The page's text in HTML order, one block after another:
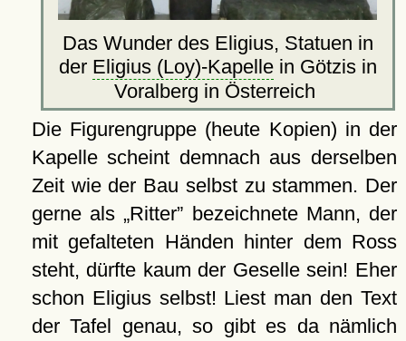
Das Wunder des Eligius, Statuen in
der Eligius (Loy)-Kapellein Götzis in
Voralberg in Österreich
Die Figurengruppe (heute Kopien) in der
Kapelle scheint demnach aus derselben
Zeit wie der Bau selbst zu stammen. Der
gerne als Ritter
bezeichnete Mann, der
mit gefalteten Händen hinter dem Ross
steht, dürfte kaum der Geselle sein! Eher
schon Eligius selbst! Liest man den Text
der Tafel genau, so gibt es da nämlich